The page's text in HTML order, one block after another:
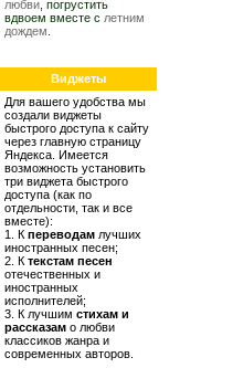
любви , погрустить
вдвоем вместе с летним
дождем
Виджеты
Для вашего удобства мы
создали виджеты
быстрого доступа к сайту
через главную страницу
Яндекса. Имеется
возможность установить
три виджета быстрого
доступа (как по
отдельности, так и все
вместе):
1. К переводам лучших
иностранных песен;
2. К текстам песен
отечественных и
иностранных
исполнителей;
3. К лучшим стихам и
рассказам о любви
классиков жанра и
современных авторов.